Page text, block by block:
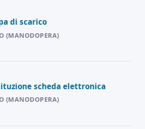
di scarico
scheda elettronica